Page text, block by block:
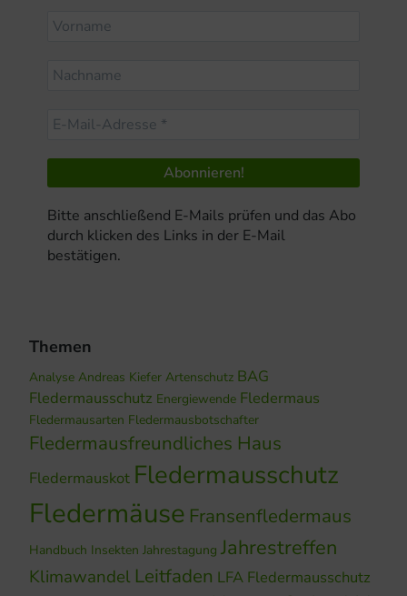
Bitte anschließend E-Mails prüfen und das Abo
durch klicken des Links in der E-Mail
bestätigen.
Themen
Analyse Andreas Kiefer Artenschutz BAG
Fledermausschutz Energiewende Fledermaus
Fledermausarten Fledermausbotschafter
Fledermausfreundliches Haus
Fledermauskot Fledermausschutz
Fledermäuse Fransenfledermaus
Handbuch Insekten Jahrestagung Jahrestreffen
Klimawandel Leitfaden LFA Fledermausschutz